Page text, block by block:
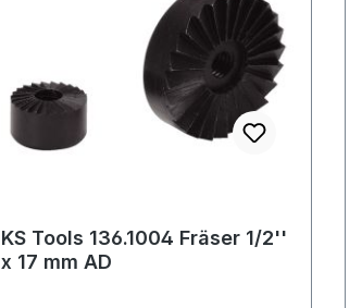
KS Tools 136.1004 Fräser 1/2''
x 17 mm AD